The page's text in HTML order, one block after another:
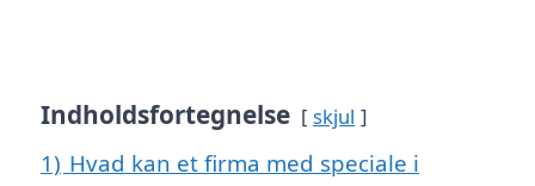
Indholdsfortegnelse skjul
1) Hvad kan et firma med speciale i